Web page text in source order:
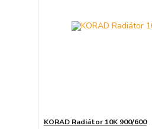
KORAD Radiátor 10K 900/600